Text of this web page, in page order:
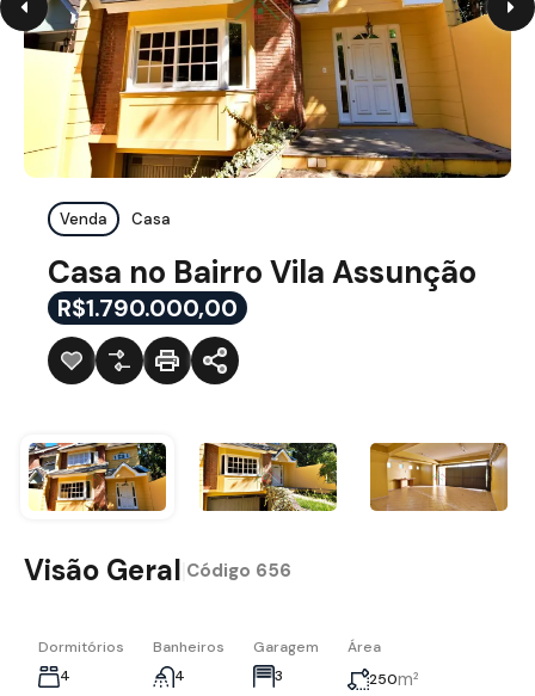
Venda Casa
Casa no Bairro Vila Assunção
R$1.790.000,00
Visão Geral Código 656
Dormitórios
4
Banheiros
4
Garagem
3
Área
250m²